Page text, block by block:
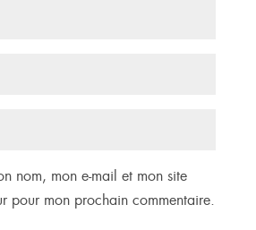
nom, mon e-mail et mon site
pour mon prochain commentaire.